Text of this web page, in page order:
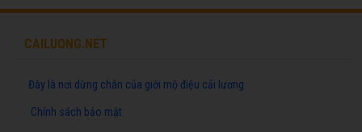
CAILUONG.NET
Đây là nơi dừng chân của giới mộ điệu cải lương
Chính sách bảo mật